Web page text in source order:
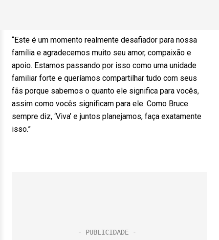
“Este é um momento realmente desafiador para nossa
família e agradecemos muito seu amor, compaixão e
apoio. Estamos passando por isso como uma unidade
familiar forte e queríamos compartilhar tudo com seus
fãs porque sabemos o quanto ele significa para vocês,
assim como vocês significam para ele. Como Bruce
sempre diz, ‘Viva’ e juntos planejamos, faça exatamente
isso.”